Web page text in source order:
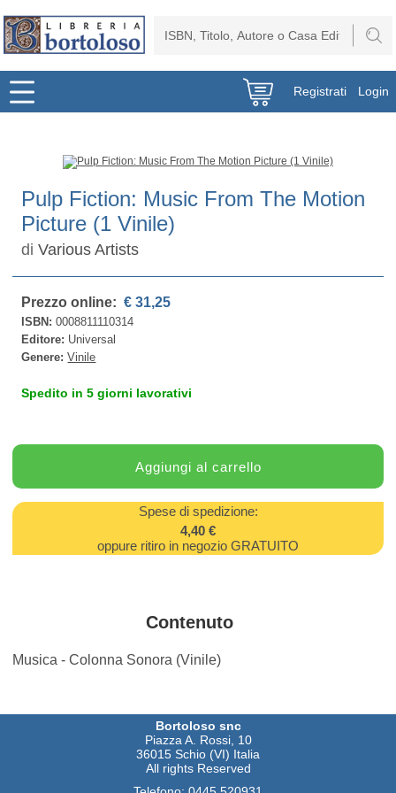
Registrati Login
Pulp Fiction: Music From The Motion
Picture (1 Vinile)
diVarious Artists
Prezzo online: € 31,25
ISBN:0008811110314
Editore: Universal
Genere:Vinile
Spedito in 5 giorni lavorativi
Spese di spedizione:
4,40 €
oppure ritiro in negozio GRATUITO
Contenuto
Musica - Colonna Sonora (Vinile)
Bortoloso snc
Piazza A. Rossi, 10
36015 Schio (VI) Italia
All rights Reserved